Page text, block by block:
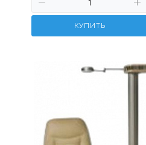
КУПИТЬ